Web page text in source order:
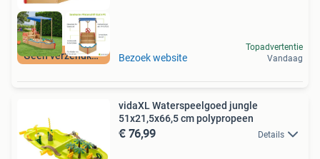
Geen verzendkosten Bezoek website
Topadvertentie
Vandaag
vidaXL Waterspeelgoed jungle
51x21,5x66,5 cm polypropeen
€ 76,99 Details